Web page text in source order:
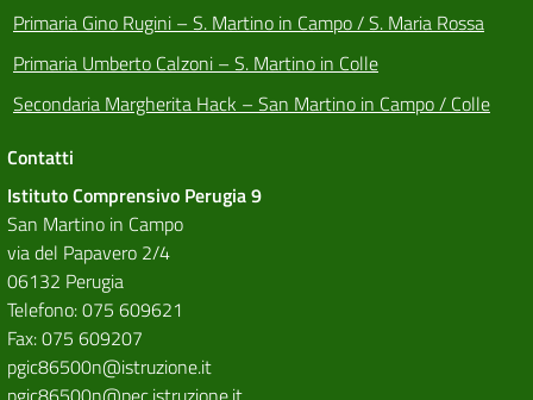
Primaria Gino Rugini – S. Martino in Campo / S. Maria Rossa
Primaria Umberto Calzoni – S. Martino in Colle
Secondaria Margherita Hack – San Martino in Campo / Colle
Contatti
Istituto Comprensivo Perugia 9
San Martino in Campo
via del Papavero 2/4
06132 Perugia
Telefono: 075 609621
Fax: 075 609207
pgic86500n@istruzione.it